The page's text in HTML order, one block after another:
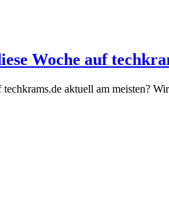
Woche auf
aktuell am meisten?